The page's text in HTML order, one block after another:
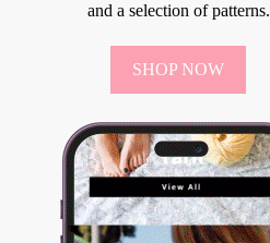
and a selection of patterns.
SHOP NOW